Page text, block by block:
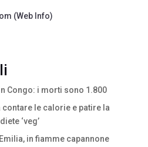
(Web Info)
Congo: i morti sono 1.800
le calorie e patire la
‘veg’
in fiamme capannone